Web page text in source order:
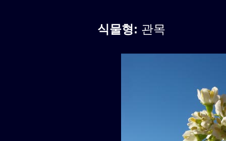
식물형: 관목